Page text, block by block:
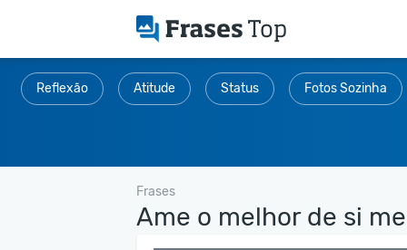
Reflexão Atitude Status Fotos Sozinha
Frases
Ame o melhor de si